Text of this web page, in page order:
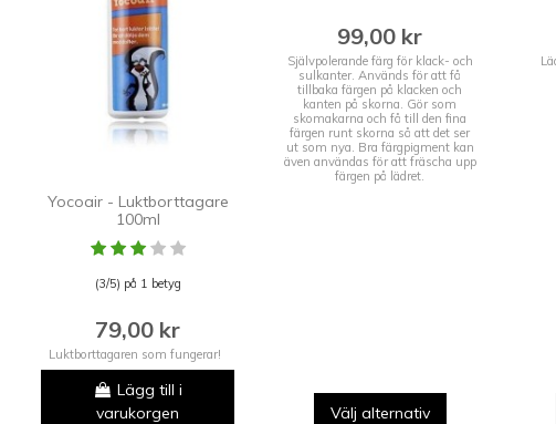
Yocoair - Luktborttagare
100ml
(3/5) på 1 betyg
79,00 kr
Luktborttagaren som fungerar!
Lägg till i
varukorgen
99,00 kr
Självpolerande färg för klack- och
sulkanter. Används för att få
tillbaka färgen på klacken och
kanten på skorna. Gör som
skomakarna och få till den fina
färgen runt skorna så att det ser
ut som nya. Bra färgpigment kan
även användas för att fräscha upp
färgen på lädret.
Välj alternativ